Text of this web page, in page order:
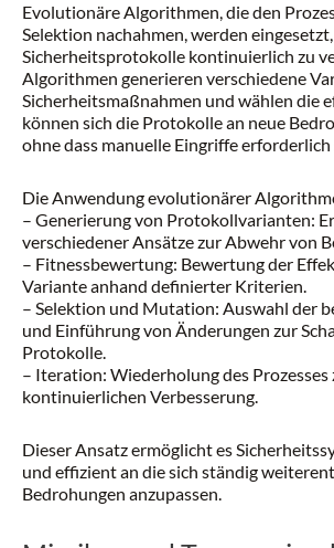
Evolutionäre Algorithmen, die den
Selektion nachahmen, werden
Sicherheitsprotokolle kontinuierlich zu
Algorithmen generieren verschiedene
Sicherheitsmaßnahmen und wählen die
können sich die Protokolle an neue
ohne dass manuelle Eingriffe erforderlich
Die Anwendung evolutionärer
– Generierung von Protokollvarianten:
verschiedener Ansätze zur Abwehr von
– Fitnessbewertung: Bewertung der
Variante anhand definierter Kriterien.
– Selektion und Mutation: Auswahl der
und Einführung von Änderungen zur
Protokolle.
– Iteration: Wiederholung des Prozesses
kontinuierlichen Verbesserung.
Dieser Ansatz ermöglicht es
und effizient an die sich ständig
Bedrohungen anzupassen.